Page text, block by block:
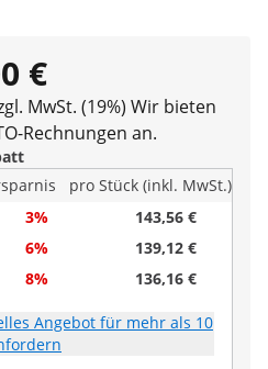
€
MwSt. (19%) Wir bieten
Rechnungen an.
pro Stück (inkl. MwSt.)
3%
143,56 €
6%
139,12 €
8% 136,16 €
Angebot für mehr als 10